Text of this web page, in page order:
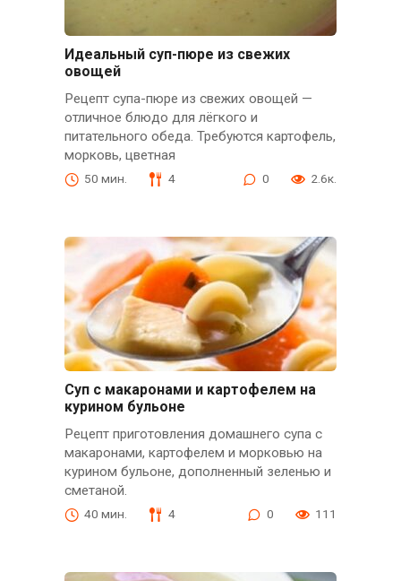
Идеальный суп-пюре из свежих
овощей
Рецепт супа-пюре из свежих овощей —
отличное блюдо для лёгкого и
питательного обеда. Требуются картофель,
морковь, цветная
50 мин. 4 0 2.6к.
Суп с макаронами и картофелем на
курином бульоне
Рецепт приготовления домашнего супа с
макаронами, картофелем и морковью на
курином бульоне, дополненный зеленью и
сметаной.
40 мин. 4 0 111